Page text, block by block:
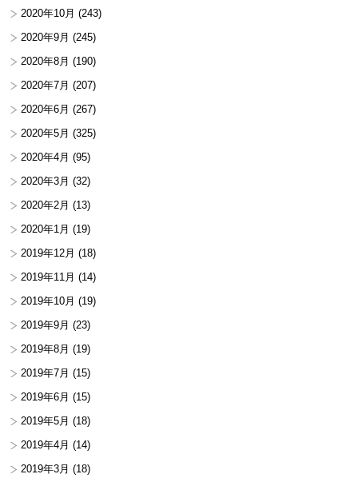
2020年10月 (243)
2020年9月 (245)
2020年8月 (190)
2020年7月 (207)
2020年6月 (267)
2020年5月 (325)
2020年4月 (95)
2020年3月 (32)
2020年2月 (13)
2020年1月 (19)
2019年12月 (18)
2019年11月 (14)
2019年10月 (19)
2019年9月 (23)
2019年8月 (19)
2019年7月 (15)
2019年6月 (15)
2019年5月 (18)
2019年4月 (14)
2019年3月 (18)